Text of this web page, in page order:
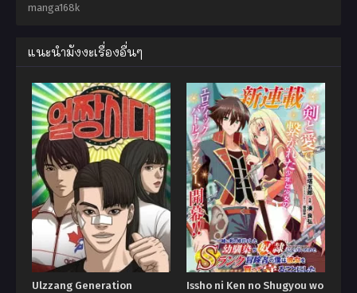
manga168k
แนะนำมังงะเรื่องอื่นๆ
Ulzzang Generation
Issho ni Ken no Shugyou wo